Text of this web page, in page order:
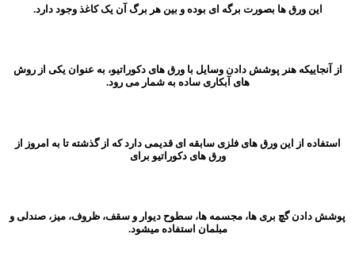
این ورق ها بصورت برگه ای بوده و بین هر برگ آن یک کاغذ وجود دارد.
از آنجاییکه هنر پوشش دادن وسایل با ورق های دکوراتیو، به عنوان یکی از روش
های آبکاری ساده به شمار می رود.
استفاده از این ورق های فلزی سابقه ای قدیمی دارد که از گذشته تا به امروز از
ورق های دکوراتیو برای
پوشش دادن گچ بری ها، مجسمه ها، سطوح دیوار و سقف، ظروف، میز، صندلی و
مبلمان استفاده میشود.